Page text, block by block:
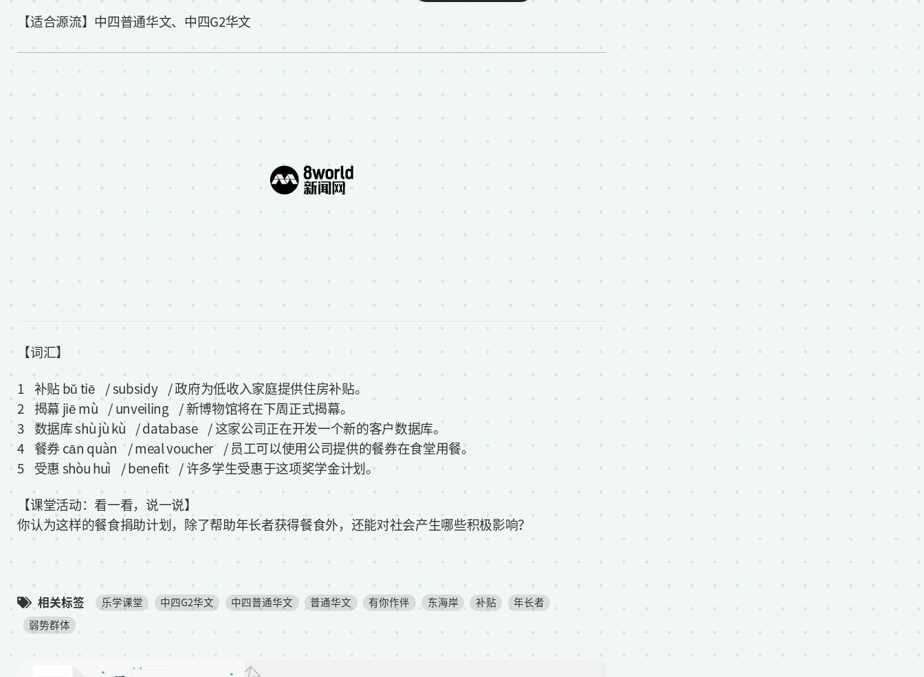
【适合源流】中四普通华文、中四G2华文
【词汇】
1 补贴 bǔ tiē / subsidy / 政府为低收入家庭提供住房补贴。
2 揭幕 jiē mù / unveiling / 新博物馆将在下周正式揭幕。
3 数据库 shù jù kù / database / 这家公司正在开发一个新的客户数据库。
4 餐券 cān quàn / meal voucher / 员工可以使用公司提供的餐券在食堂用餐。
5 受惠 shòu huì / benefit / 许多学生受惠于这项奖学金计划。
【课堂活动：看一看，说一说】
你认为这样的餐食捐助计划，除了帮助年长者获得餐食外，还能对社会产生哪些积极影响？
相关标签 乐学课堂 中四G2华文 中四普通华文 普通华文 有你作伴 东海岸 补贴
年长者
弱势群体